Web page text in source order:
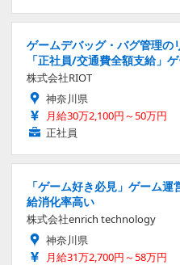
ゲームデバッグ・バグ管理の
「正社員/交通費全額支給」
株式会社RIOT
神奈川県
月給30万2,100円～50万円
正社員
「ゲーム好き必見」ゲーム
給消化率高い
株式会社enrich technology
神奈川県
月給31万2,700円～58万円